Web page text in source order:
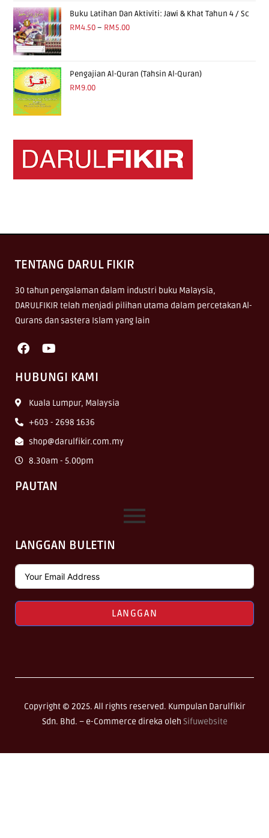
Buku Latihan Dan Aktiviti: Jawi & Khat Tahun 4 / Sc
RM4.50 – RM5.00
Pengajian Al-Quran (Tahsin Al-Quran)
RM9.00
TENTANG DARUL FIKIR
30 tahun pengalaman dalam industri buku Malaysia,
DARULFIKIR telah menjadi pilihan utama dalam percetakan Al-
Qurans dan sastera Islam yang lain
HUBUNGI KAMI
Kuala Lumpur, Malaysia
+603 - 2698 1636
shop@darulfikir.com.my
8.30am - 5.00pm
PAUTAN
LANGGAN BULETIN
LANGGAN
Copyright © 2025. All rights reserved. Kumpulan Darulfikir
Sdn. Bhd. – e-Commerce direka oleh Sifuwebsite